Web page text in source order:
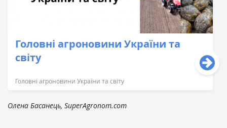
Головні агроновини України та
світу
Головні агроновини України та світу
Олена Басанець, SuperAgronom.com